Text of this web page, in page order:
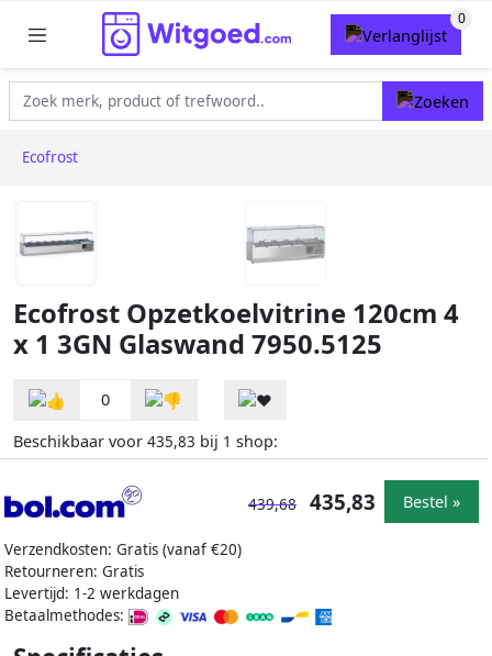
Ecofrost
Ecofrost Opzetkoelvitrine 120cm 4
x 1 3GN Glaswand 7950.5125
0
Beschikbaar voor 435,83 bij 1 shop:
Verzendkosten: Gratis (vanaf €20)
Retourneren: Gratis
Levertijd: 1-2 werkdagen
Betaalmethodes:
439,68 435,83 Bestel »